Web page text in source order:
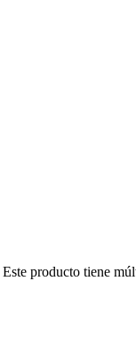
Este producto tiene